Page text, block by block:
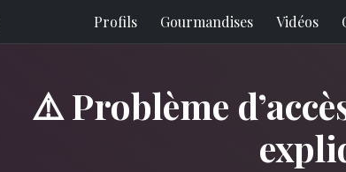
Profils Gourmandises Vidéos
⚠️ Problème